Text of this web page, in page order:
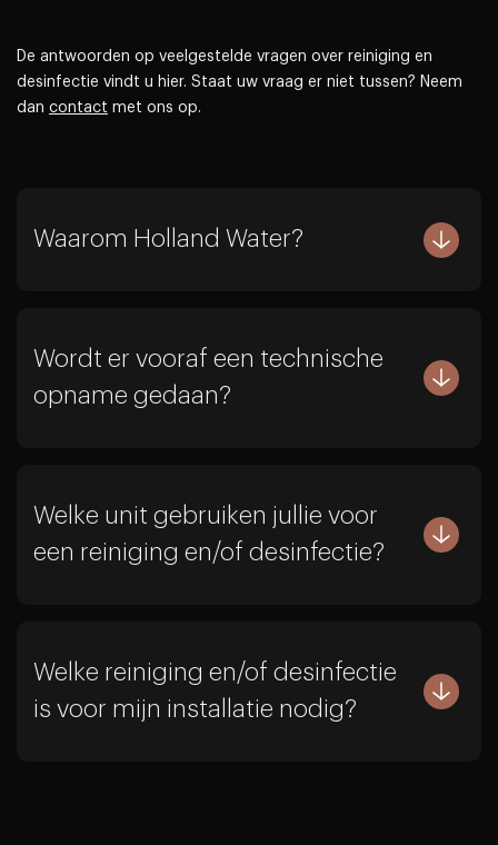
Waarom Holland Water?
Wordt er vooraf een technische
opname gedaan?
Welke unit gebruiken jullie voor
een reiniging en/of desinfectie?
Welke reiniging en/of desinfectie
is voor mijn installatie nodig?
De antwoorden op veelgestelde vragen over reiniging en
desinfectie vindt u hier. Staat uw vraag er niet tussen? Neem
dan contact met ons op.